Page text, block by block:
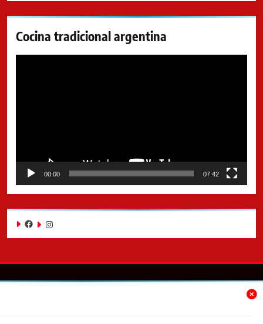
Cocina tradicional argentina
00:00 07:42
FacebookInstagram